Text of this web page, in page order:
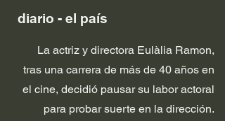
diario - el país
La actriz y directora Eulàlia Ramon,
tras una carrera de más de 40 años en
el cine, decidió pausar su labor actoral
para probar suerte en la dirección.